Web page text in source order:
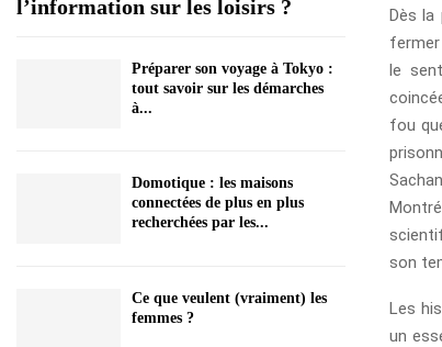
Dès la
fermer
le
fou
son
Les
un
l’information sur les loisirs ?
Préparer son voyage à Tokyo :
tout savoir sur les démarches
à...
Domotique : les maisons
connectées de plus en plus
recherchées par les...
Ce que veulent (vraiment) les
femmes ?